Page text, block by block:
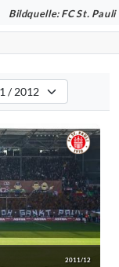
Bildquelle: FC St. Pauli
Verein.
auswählen
Choreografien nach
2011/12